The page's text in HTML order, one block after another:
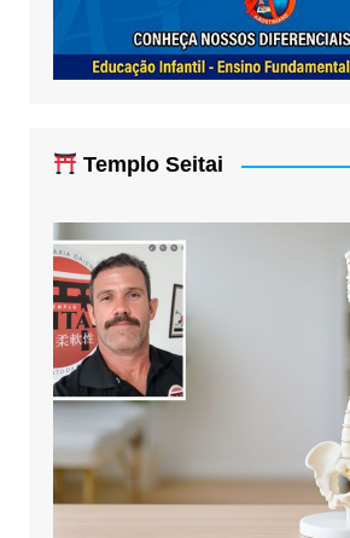
Templo Seitai